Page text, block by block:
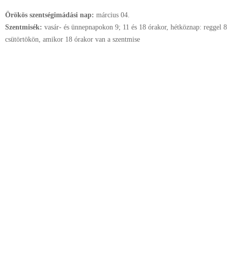
Örökös szentségimádási nap: március 04.
Szentmisék: vasár- és ünnepnapokon 9; 11 és 18 órakor, hétköznap: reggel
csütörtökön, amikor 18 órakor van a szentmise